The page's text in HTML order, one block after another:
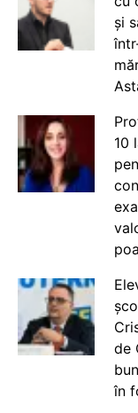
și
10
de
în